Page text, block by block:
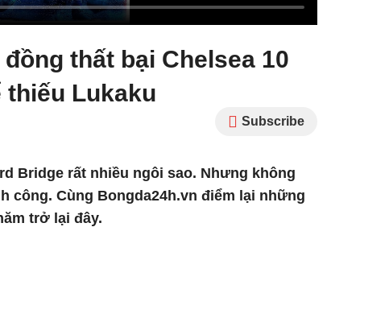
thất bại Chelsea 10
thiếu Lukaku
Subscribe
Bridge rất nhiều ngôi sao. Nhưng không
công. Cùng Bongda24h.vn điểm lại những
trở lại đây.